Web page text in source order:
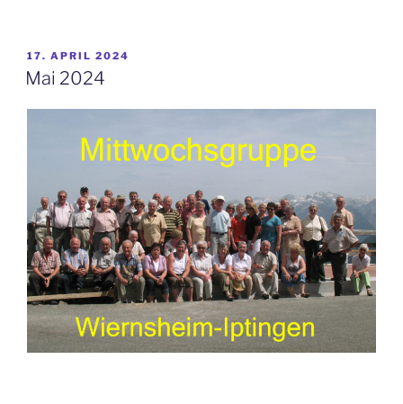
VERÖFFENTLICHT
AM
17. APRIL 2024
Mai 2024